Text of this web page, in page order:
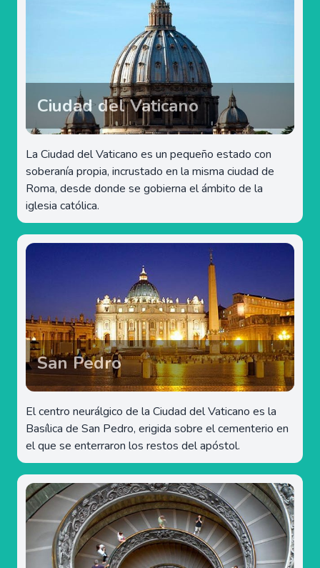
Ciudad del Vaticano
La Ciudad del Vaticano es un pequeño estado con
soberanía propia, incrustado en la misma ciudad de
Roma, desde donde se gobierna el ámbito de la
iglesia católica.
San Pedro
El centro neurálgico de la Ciudad del Vaticano es la
Basílica de San Pedro, erigida sobre el cementerio en
el que se enterraron los restos del apóstol.